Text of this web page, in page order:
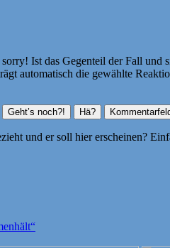
Ist das Gegenteil der Fall und
automatisch die gewählte
und er soll hier erscheinen?